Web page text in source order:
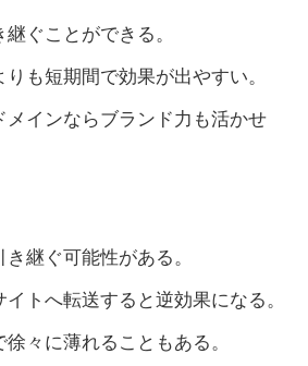
ぐことができる。
も短期間で効果が出やすい。
メインならブランド力も活かせ
継ぐ可能性がある。
トへ転送すると逆効果になる。
々に薄れることもある。